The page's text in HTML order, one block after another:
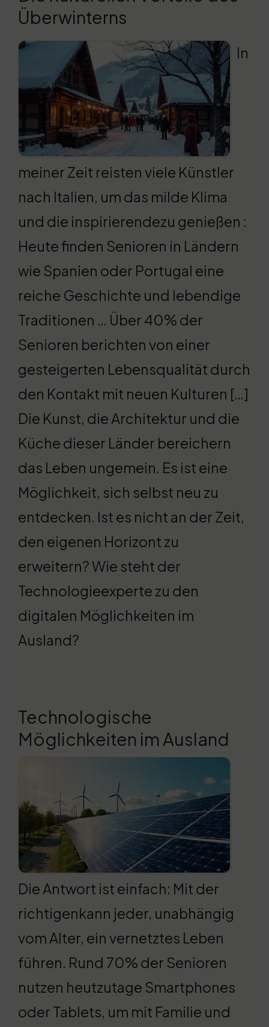
Überwinterns
In
meiner Zeit reisten viele Künstler
nach Italien, um das milde Klima
und die inspirierendezu genießen :
Heute finden Senioren in Ländern
wie Spanien oder Portugal eine
reiche Geschichte und lebendige
Traditionen … Über 40% der
Senioren berichten von einer
gesteigerten Lebensqualität durch
den Kontakt mit neuen Kulturen […]
Die Kunst, die Architektur und die
Küche dieser Länder bereichern
das Leben ungemein. Es ist eine
Möglichkeit, sich selbst neu zu
entdecken. Ist es nicht an der Zeit,
den eigenen Horizont zu
erweitern? Wie steht der
Technologieexperte zu den
digitalen Möglichkeiten im
Ausland?
Technologische
Möglichkeiten im Ausland
Die Antwort ist einfach: Mit der
richtigenkann jeder, unabhängig
vom Alter, ein vernetztes Leben
führen. Rund 70% der Senioren
nutzen heutzutage Smartphones
oder Tablets, um mit Familie und